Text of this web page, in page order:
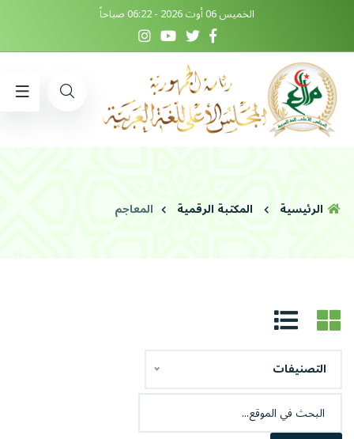
الخميس 06 أوت 2026 - 06:22 صباحاً
الرئيسية المكتبة الرقمية المعاجم
التصنيفات